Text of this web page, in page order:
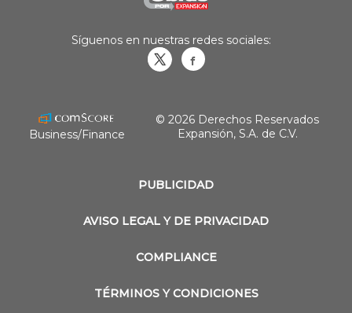
PUBLICIDAD
AVISO LEGAL Y DE PRIVACIDAD
COMPLIANCE
TÉRMINOS Y CONDICIONES
Síguenos en nuestras redes sociales:
Business/Finance
© 2026 Derechos Reservados
Expansión, S.A. de C.V.